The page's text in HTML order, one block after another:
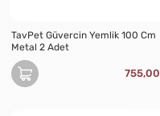
TavPet Güvercin Yemlik 100 Cm
Metal 2 Adet
755,00